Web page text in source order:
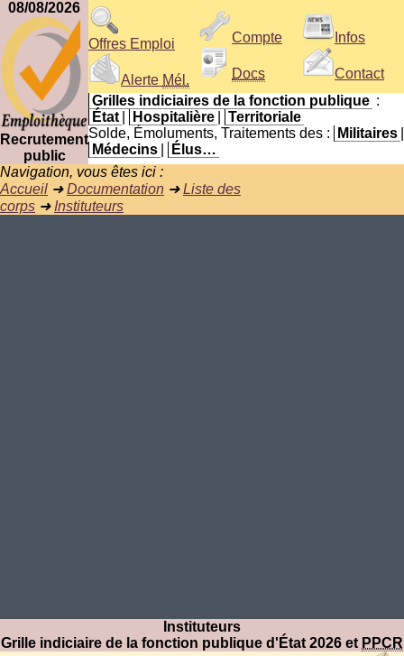
08/08/2026
Recrutement
public
Offres Emploi
Alerte Mél.
Compte
Docs
Infos
Contact
Grilles indiciaires de la fonction publique :
État
Hospitalière
Territoriale
Solde, Émoluments, Traitements des :
Militaires
Médecins
Élus…
Navigation, vous êtes ici :
Accueil ➜Documentation ➜Liste des
corps ➜ Instituteurs
Instituteurs
Grille indiciaire de la fonction publique d'État 2026 et PPCR